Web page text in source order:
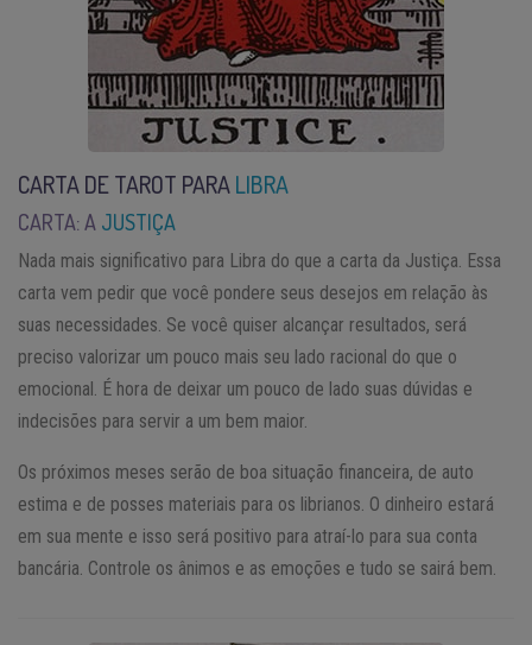
CARTA DE TAROT PARALIBRA
CARTA: A JUSTIÇA
Nada mais significativo para Libra do que a carta da Justiça. Essa
carta vem pedir que você pondere seus desejos em relação às
suas necessidades. Se você quiser alcançar resultados, será
preciso valorizar um pouco mais seu lado racional do que o
emocional. É hora de deixar um pouco de lado suas dúvidas e
indecisões para servir a um bem maior.
Os próximos meses serão de boa situação financeira, de auto
estima e de posses materiais para os librianos. O dinheiro estará
em sua mente e isso será positivo para atraí-lo para sua conta
bancária. Controle os ânimos e as emoções e tudo se sairá bem.